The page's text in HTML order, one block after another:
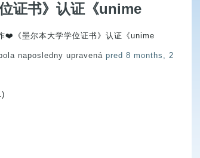
证书》认证《unime
❤️《墨尔本大学学位证书》认证《unime
naposledny upravená pred 8 months, 2